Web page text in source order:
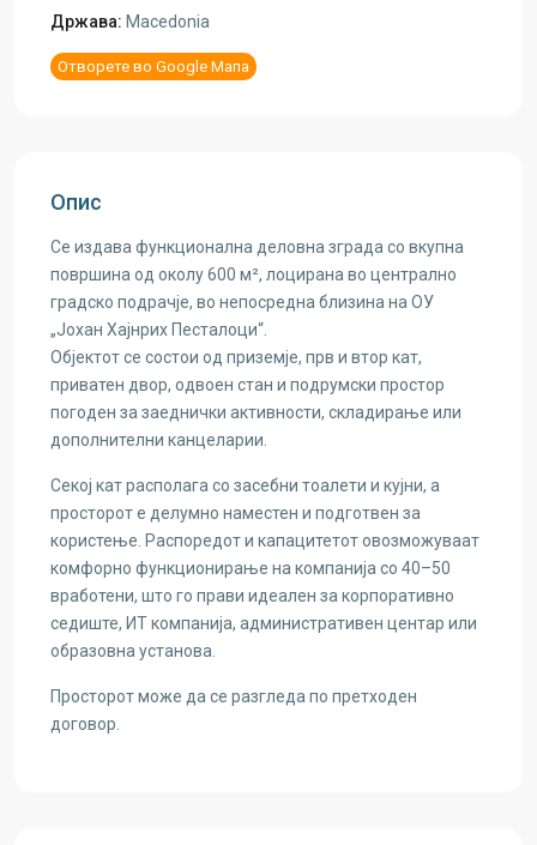
Држава: Macedonia
Отворете во Google Мапа
Опис
Се издава функционална деловна зграда со вкупна
површина од околу 600 м², лоцирана во централно
градско подрачје, во непосредна близина на ОУ
„Јохан Хајнрих Песталоци“.
Објектот се состои од приземје, прв и втор кат,
приватен двор, одвоен стан и подрумски простор
погоден за заеднички активности, складирање или
дополнителни канцеларии.
Секој кат располага со засебни тоалети и кујни, а
просторот е делумно наместен и подготвен за
користење. Распоредот и капацитетот овозможуваат
комфорно функционирање на компанија со 40–50
вработени, што го прави идеален за корпоративно
седиште, ИТ компанија, административен центар или
образовна установа.
Просторот може да се разгледа по претходен
договор.